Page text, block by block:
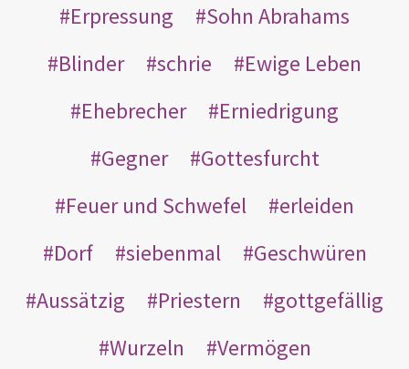
Erpressung
Sohn Abrahams
Blinder
schrie
Ewige Leben
Ehebrecher
Erniedrigung
Gegner
Gottesfurcht
Feuer und Schwefel
erleiden
Dorf
siebenmal
Geschwüren
Aussätzig
Priestern
gottgefällig
Wurzeln
Vermögen